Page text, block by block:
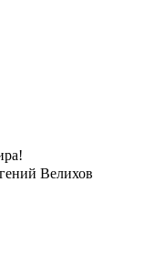
Велихов